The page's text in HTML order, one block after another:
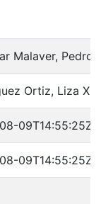
Malaver, Pedro
Ortiz, Liza
09T14:55:25Z
09T14:55:25Z